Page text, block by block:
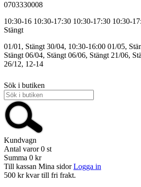
0703330008
10:30-16 10:30-17:30 10:30-17:30 10:30-
Stängt
01/01, Stängt 30/04, 10:30-16:00 01/05,
Stängt 06/04, Stängt 06/06, Stängt 21/06,
26/12, 12-14
Sök i butiken
Kundvagn
Antal varor 0 st
Summa 0 kr
Till kassan Mina sidor Logga in
500 kr kvar till fri frakt.